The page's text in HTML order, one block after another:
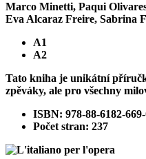
Marco Minetti, Paqui
Eva Alcaraz Freire, Sabrina
A1
A2
Tato kniha je unikátní
zpěváky, ale pro všechny
ISBN: 978-88-6182-
Počet stran: 237